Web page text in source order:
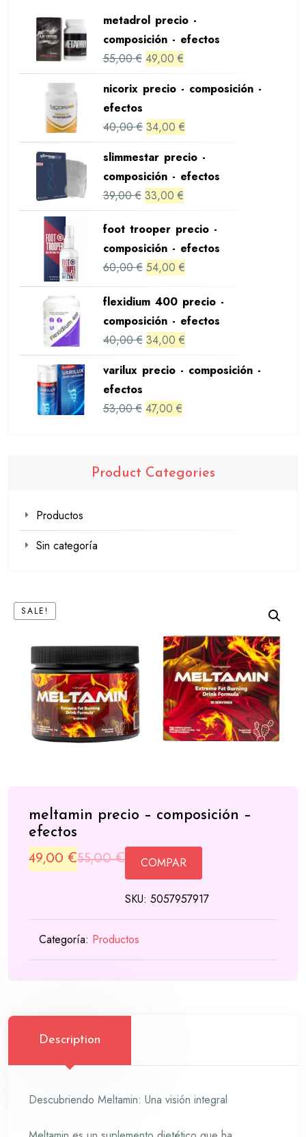
SALE!
meltamin precio – composición –
efectos
55,00€Original
price
was:
49,00 €
Current
price
is:
COMPAR
SKU: 5057957917
Categoría: Productos
Description
Descubriendo Meltamin: Una visión integral
metadrol precio -
composición - efectos
55,00€ Original
was:
49,00 €Current
is:
nicorix precio - composición -
efectos
40,00€ Original
was:
40,00 €.
34,00 €Current
is:
34,00 €.
slimmestar precio -
composición - efectos
39,00€ Original
was:
39,00 €.
33,00 €Current
is:
33,00 €.
foot trooper precio -
composición - efectos
60,00€ Original
was:
60,00 €.
54,00 €Current
is:
54,00 €.
flexidium 400 precio -
composición - efectos
40,00€ Original
was:
40,00 €.
34,00 €Current
is:
varilux precio - composición -
efectos
53,00€ Original
53,00 €.
47,00 €Current
47,00 €.
Product Categories
Productos
Sin categoría